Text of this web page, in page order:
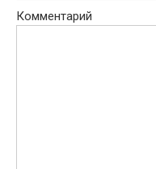
Комментарий